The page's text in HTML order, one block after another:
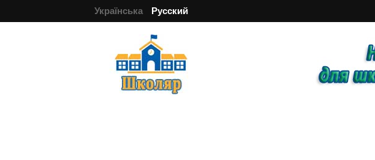
Українська Русский